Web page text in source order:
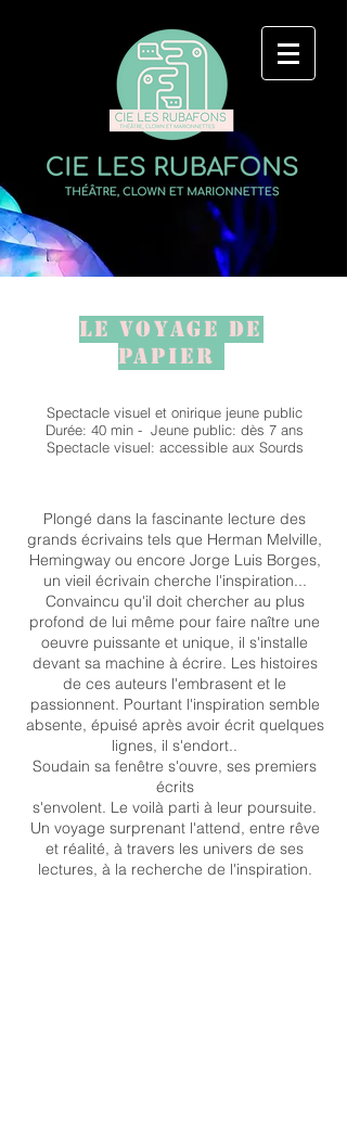
LE VOYAGE DE
PAPIER
Spectacle visuel et onirique jeune public
Durée: 40 min - Jeune public: dès 7 ans
Spectacle visuel: accessible aux Sourds
Plongé dans la fascinante lecture des
grands écrivains tels que Herman Melville,
Hemingway ou encore Jorge Luis Borges,
un vieil écrivain cherche l'inspiration...
Convaincu qu'il doit chercher au plus
profond de lui même pour faire naître une
oeuvre puissante et unique, il s'installe
devant sa machine à écrire. Les histoires
de ces auteurs l'embrasent et le
passionnent. Pourtant l'inspiration semble
absente, épuisé après avoir écrit quelques
lignes, il s'endort..
Soudain sa fenêtre s'ouvre, ses premiers
écrits
s'envolent. Le voilà parti à leur poursuite.
Un voyage surprenant l'attend, entre rêve
et réalité, à travers les univers de ses
lectures, à la recherche de l'inspiration.